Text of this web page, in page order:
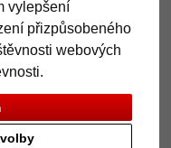
vylepšení
přizpůsobeného
webových